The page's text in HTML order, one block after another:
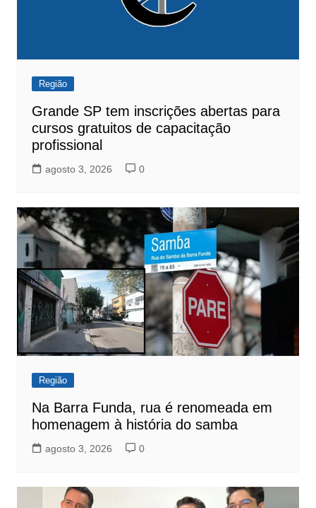
Região
Grande SP tem inscrições abertas para
cursos gratuitos de capacitação
profissional
agosto 3, 2026 0
Região
Na Barra Funda, rua é renomeada em
homenagem à história do samba
agosto 3, 2026 0